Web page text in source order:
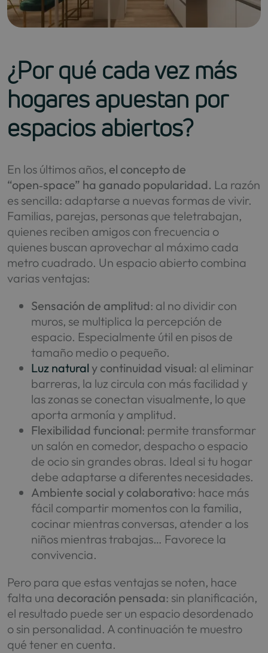
¿Por qué cada vez más
hogares apuestan por
espacios abiertos?
En los últimos años, el concepto de
“open‑space” ha ganado popularidad. La razón
es sencilla: adaptarse a nuevas formas de vivir.
Familias, parejas, personas que teletrabajan,
quienes reciben amigos con frecuencia o
quienes buscan aprovechar al máximo cada
metro cuadrado. Un espacio abierto combina
varias ventajas:
Sensación de amplitud: al no dividir con
muros, se multiplica la percepción de
espacio. Especialmente útil en pisos de
tamaño medio o pequeño.
Luz natural y continuidad visual: al eliminar
barreras, la luz circula con más facilidad y
las zonas se conectan visualmente, lo que
aporta armonía y amplitud.
Flexibilidad funcional: permite transformar
un salón en comedor, despacho o espacio
de ocio sin grandes obras. Ideal si tu hogar
debe adaptarse a diferentes necesidades.
Ambiente social y colaborativo: hace más
fácil compartir momentos con la familia,
cocinar mientras conversas, atender a los
niños mientras trabajas… Favorece la
convivencia.
Pero para que estas ventajas se noten, hace
falta una decoración pensada: sin planificación,
el resultado puede ser un espacio desordenado
o sin personalidad. A continuación te muestro
qué tener en cuenta.